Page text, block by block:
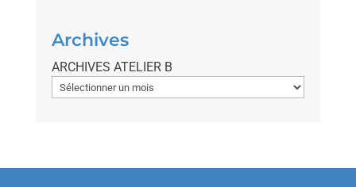
Archives
ARCHIVES ATELIER B
r
v